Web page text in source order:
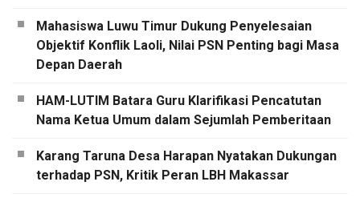
Mahasiswa Luwu Timur Dukung Penyelesaian
Objektif Konflik Laoli, Nilai PSN Penting bagi Masa
Depan Daerah
HAM-LUTIM Batara Guru Klarifikasi Pencatutan
Nama Ketua Umum dalam Sejumlah Pemberitaan
Karang Taruna Desa Harapan Nyatakan Dukungan
terhadap PSN, Kritik Peran LBH Makassar